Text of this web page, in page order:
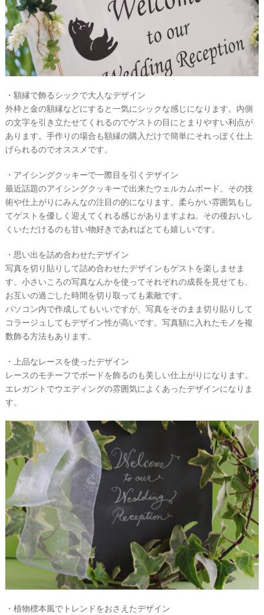
・額縁で飾るシックで大人なデザイン
外枠と金の額縁などにすると一気にシックな感じになります。内側
の文字を引き立たせてくれるのでゲストの目にとまりやすい利点が
あります。手作りの場合も額縁の購入だけで簡単にそれっぽく仕上
げられるのでオススメです。
・アイシングクッキーで一際目を引くデザイン
最近話題のアイシングクッキーで出来たウェルカムボード。その技
術や仕上がりにみんなの注目の的になります。柔らかい雰囲気もし
てゲストを優しく迎えてくれる感じがありますよね。その後おいし
くいただけるのも甘い物好きであればとても嬉しいです。
・思い出を詰め合わせたデザイン
写真を切り貼りして詰め合わせたデザインもゲストを楽しませま
す。小さいころの写真なんかを使ってそれぞれの成長を見せても、
お互いの過ごした時間を切り取っても素敵です。
パソコン内で作成してもいいですが、写真をそのまま切り貼りして
コラージュしてもデザイン性が高いです。写真額に入れたモノを複
数飾る方法もあります。
・上品なレースを使ったデザイン
レースのモチーフでボードを飾るのも美しい仕上がりになります。
エレガントでウエディングの雰囲気によくあったデザインになりま
す。
・植物標本風でトレンドをおさえたデザイン